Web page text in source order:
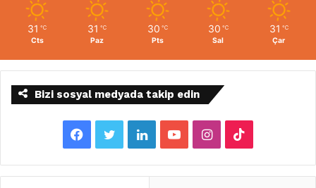
31 ℃
Cts
31 ℃
Paz
30 ℃
Pts
30 ℃
Sal
31 ℃
Çar
Bizi sosyal medyada takip edin
a
w
L
i
o
I
n
i